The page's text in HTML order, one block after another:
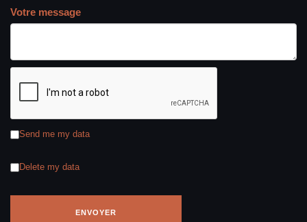
Votre message
Send me my data
Delete my data